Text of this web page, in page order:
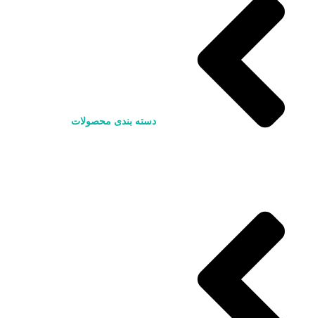
دسته بندی محصولات